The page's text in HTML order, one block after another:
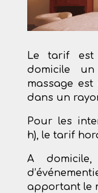
Le tarif est
domicile
massage
dans un
Pour les
h), le tarif
A
apportant le